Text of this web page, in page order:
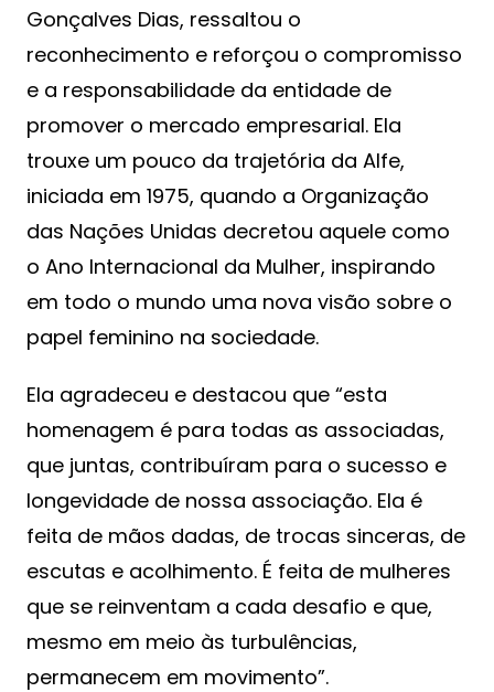
Gonçalves Dias, ressaltou o
reconhecimento e reforçou o compromisso
e a responsabilidade da entidade de
promover o mercado empresarial. Ela
trouxe um pouco da trajetória da Alfe,
iniciada em 1975, quando a Organização
das Nações Unidas decretou aquele como
o Ano Internacional da Mulher, inspirando
em todo o mundo uma nova visão sobre o
papel feminino na sociedade.
Ela agradeceu e destacou que “esta
homenagem é para todas as associadas,
que juntas, contribuíram para o sucesso e
longevidade de nossa associação. Ela é
feita de mãos dadas, de trocas sinceras, de
escutas e acolhimento. É feita de mulheres
que se reinventam a cada desafio e que,
mesmo em meio às turbulências,
permanecem em movimento”.